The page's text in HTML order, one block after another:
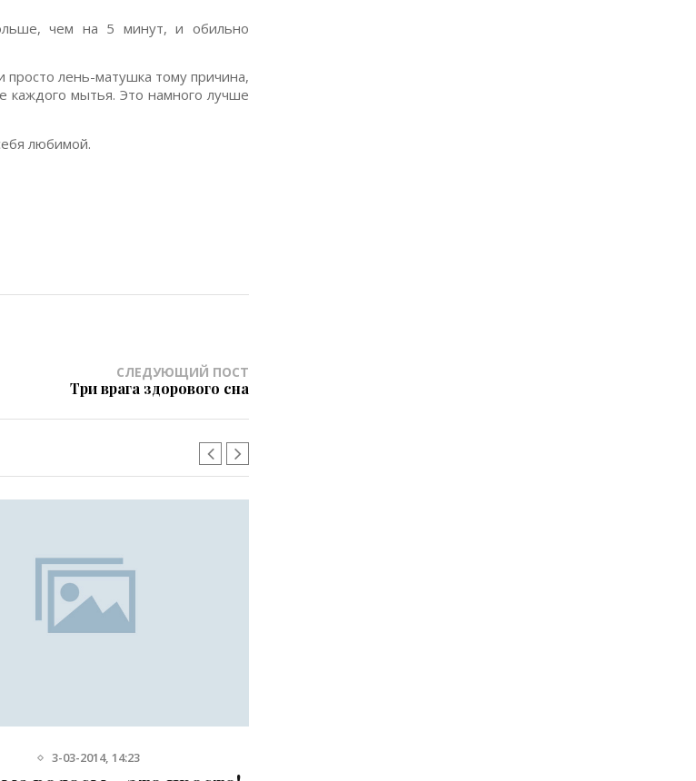
чем на 5 минут, и обильно
просто лень-матушка тому причина,
каждого мытья. Это намного лучше
любимой.
СЛЕДУЮЩИЙ ПОСТ
Три врага здорового сна
3-03-2014, 14:23